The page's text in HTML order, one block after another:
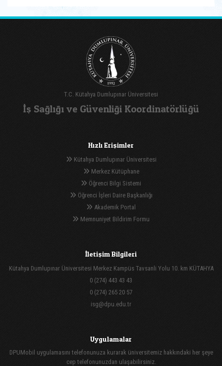
T.C. Kütahya Dumlupınar Üniversitesi
İş Sağlığı ve Güvenliği Koordinatörlüğü
Hızlı Erişimler
Kütahya Dumlupınar Üniversitesi
Merkez Kütüphane
Öğrenci Bilgi Sistemi
Öğrenci İşleri Daire Başkanlığı
Akademik Portal
Memnuniyet Bildirim Formu
İletişim Bilgileri
Kütahya Dumlupınar Üniversitesi Merkez Kampüs Tavsanli Yolu 10. km KÜTAHYA
0 (274) 443 43 43
0 (274) 265 20 57
isg@dpu.edu.tr
Uygulamalar
DPUMobil uygulamasını telefonunuza kurarak üniversitemiz hakkındaki her şeye
cep telefonunuzdan ulaşabilirsiniz.